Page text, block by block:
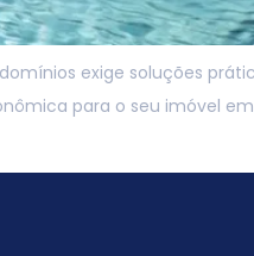
exige soluções
para o seu imóvel em